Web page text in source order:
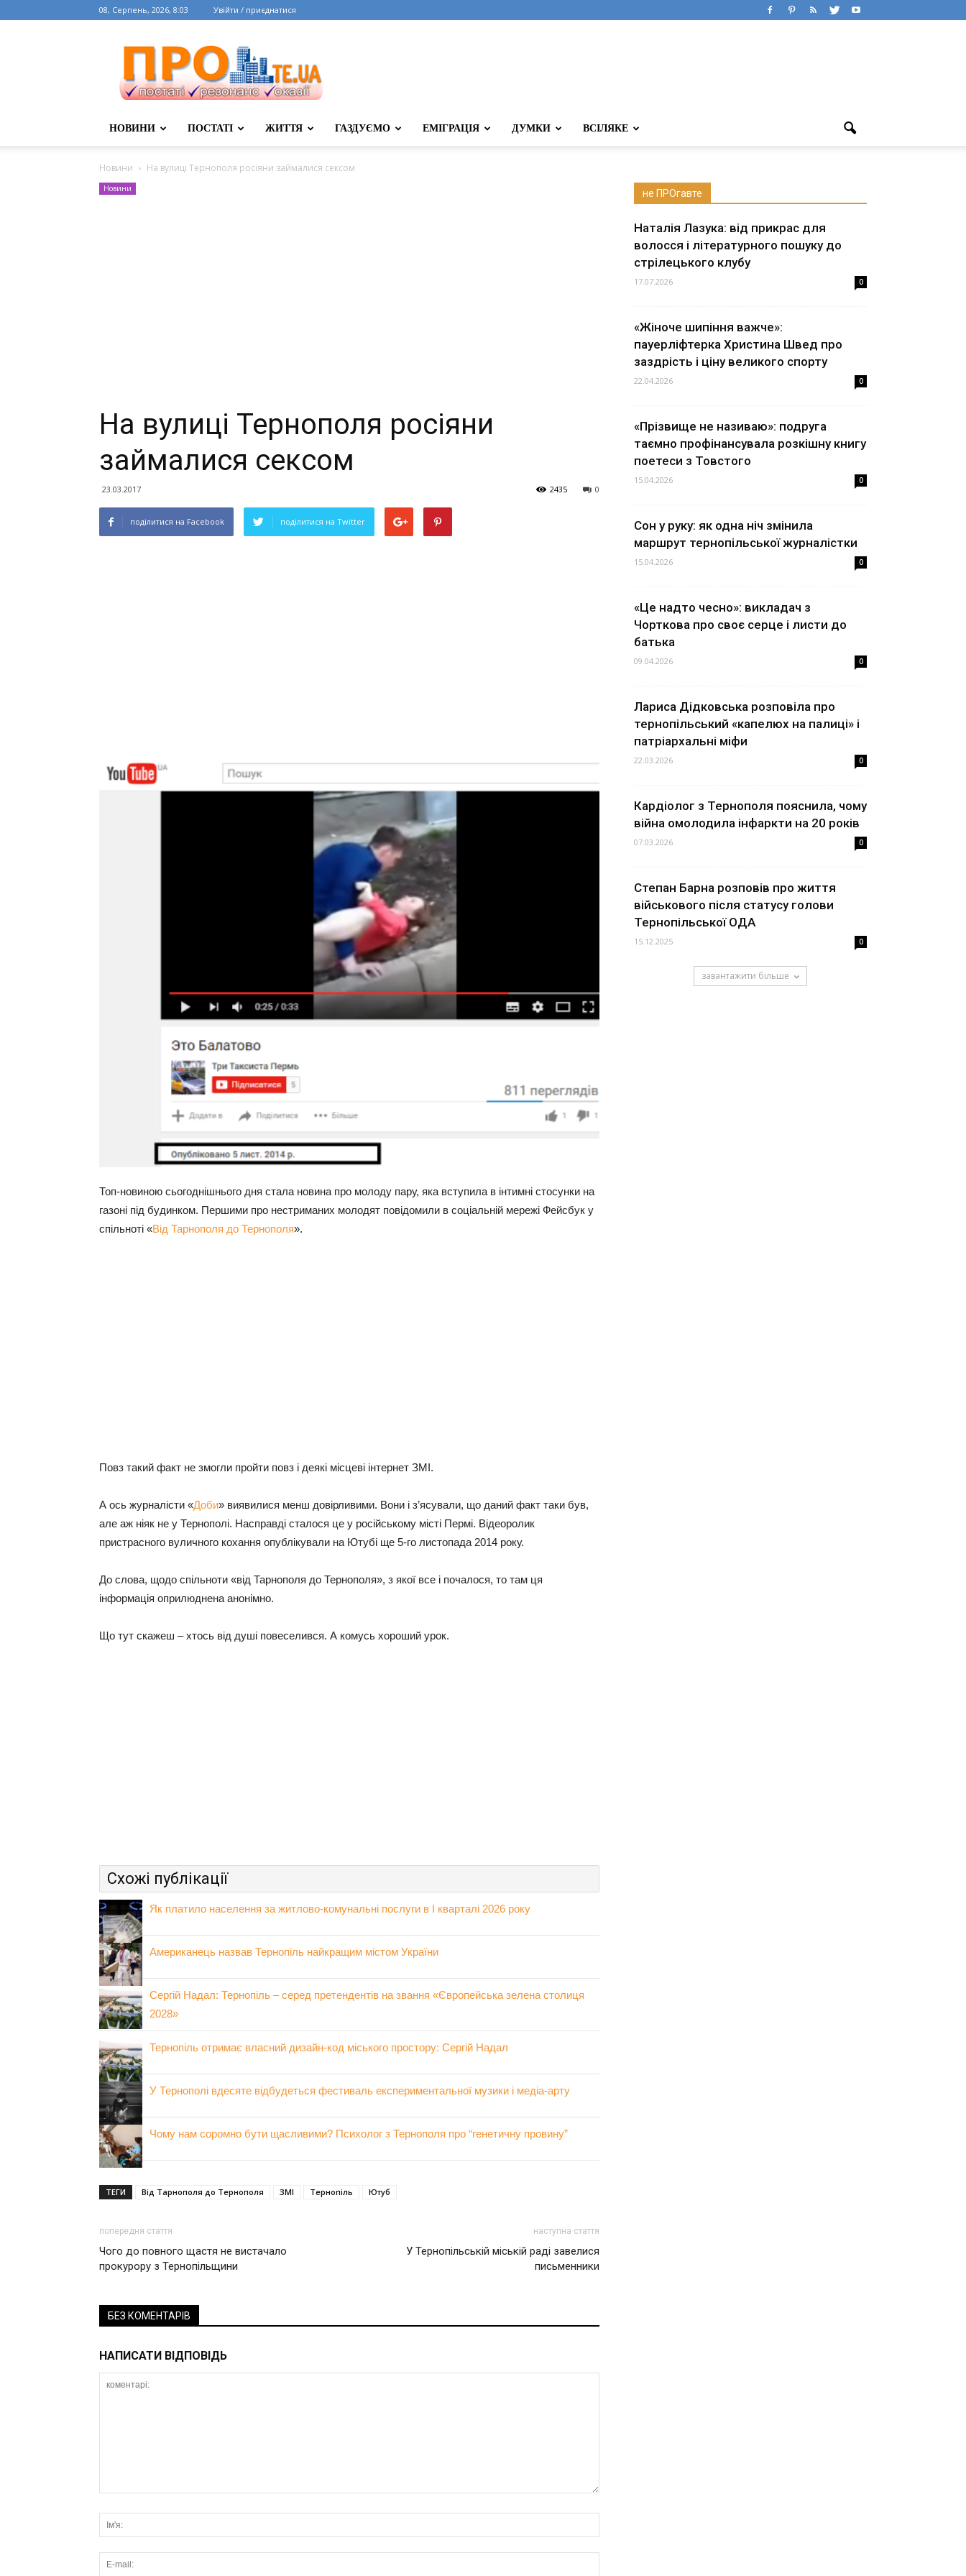
08, Серпень, 2026, 8:03 Увійти / приєднатися
НОВИНИ ПОСТАТІ ЖИТТЯ ГАЗДУЄМО ЕМІГРАЦІЯ ДУМКИ ВСІЛЯКЕ
Новини На вулиці Тернополя росіяни займалися сексом
Новини
На вулиці Тернополя росіяни
займалися сексом
23.03.2017 0
2435
поділитися на Facebook поділитися на Twitter
Топ-новиною сьогоднішнього дня стала новина про молоду пару, яка вступила в інтимні стосунки на
газоні під будинком. Першими про нестриманих молодят повідомили в соціальній мережі Фейсбук у
спільноті «Від Тарнополя до Тернополя».
Повз такий факт не змогли пройти повз і деякі місцеві інтернет ЗМІ.
А ось журналісти «Доби» виявилися менш довірливими. Вони і з’ясували, що даний факт таки був,
але аж ніяк не у Тернополі. Насправді сталося це у російському місті Пермі. Відеоролик
пристрасного вуличного кохання опублікували на Ютубі ще 5-го листопада 2014 року.
До слова, щодо спільноти «від Тарнополя до Тернополя», з якої все і почалося, то там ця
інформація оприлюднена анонімно.
Що тут скажеш – хтось від душі повеселився. А комусь хороший урок.
Схожі публікації
Як платило населення за житлово-комунальні послуги в І кварталі 2026 року
Американець назвав Тернопіль найкращим містом України
Сергій Надал: Тернопіль – серед претендентів на звання «Європейська зелена столиця
2028»
Тернопіль отримає власний дизайн-код міського простору: Сергій Надал
У Тернополі вдесяте відбудеться фестиваль експериментальної музики і медіа-арту
Чому нам соромно бути щасливими? Психолог з Тернополя про “генетичну провину”
ТЕГИ Від Тарнополя до Тернополя ЗМІ Тернопіль Ютуб
попередня стаття
Чого до повного щастя не вистачало
прокурору з Тернопільщини
наступна стаття
У Тернопільській міській раді завелися
письменники
БЕЗ КОМЕНТАРІВ
НАПИСАТИ ВІДПОВІДЬ
не ПРОгавте
Наталія Лазука: від прикрас для
волосся і літературного пошуку до
стрілецького клубу
17.07.2026 0
«Жіноче шипіння важче»:
пауерліфтерка Христина Швед про
заздрість і ціну великого спорту
22.04.2026 0
«Прізвище не називаю»: подруга
таємно профінансувала розкішну книгу
поетеси з Товстого
15.04.2026 0
Сон у руку: як одна ніч змінила
маршрут тернопільської журналістки
15.04.2026 0
«Це надто чесно»: викладач з
Чорткова про своє серце і листи до
батька
09.04.2026 0
Лариса Дідковська розповіла про
тернопільський «капелюх на палиці» і
патріархальні міфи
22.03.2026 0
Кардіолог з Тернополя пояснила, чому
війна омолодила інфаркти на 20 років
07.03.2026 0
Степан Барна розповів про життя
військового після статусу голови
Тернопільської ОДА
15.12.2025 0
завантажити більше